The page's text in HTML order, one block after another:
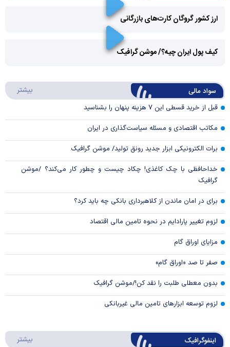
ارز کشور گروگان کارت‌های بازرگانی
Video
کیف پول ایران چیه؟/ موشن گرافیک
سواد مالی بیشتر
قبل از خرید قسطی این ۷ هزینه پنهان را بشناسید
مکاتب اقتصادی و مسئله سیاست‌گذاری در ایران
برات الکترونیکی ابزار جدید رونق تولید/ موشن گرافیک
خداحافظی با چک کاغذی! چکاد چیست و چطور کار می‌کند؟ /موشن
گرافیک
برای در امان ماندن از کلاهبرداری بانکی چه باید کرد؟
لزوم تغییر پارادایم در نحوه تامین مالی اقتصاد
مزایای اوراق گام
صفر تا صد «اوراق گام»
بدون معطلی طلبت را نقد کن!/موشن گرافیک
لزوم توسعه ابزارهای تامین مالی غیربانکی
اینفوگرافیک بیشتر